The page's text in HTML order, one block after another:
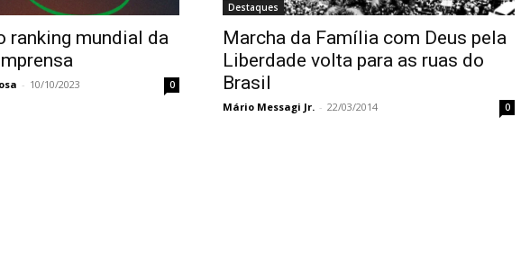
ranking mundial da
- 10/10/2023 0
Destaques
Marcha da Família com Deus pela
Liberdade volta para as ruas do
Brasil
Mário Messagi Jr. - 22/03/2014 0